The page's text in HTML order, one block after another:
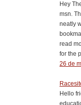
Hey
msn.
neatly
read
for the
26 de
Hello